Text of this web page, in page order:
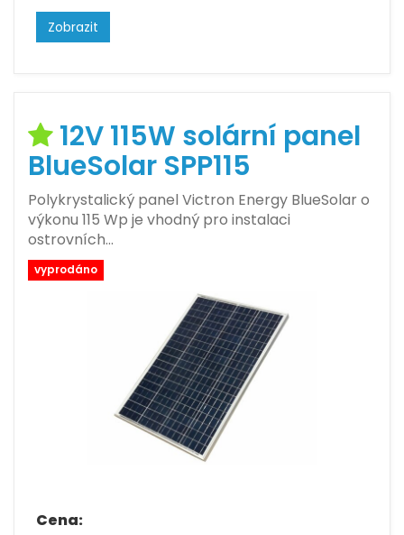
Zobrazit
12V 115W solární panel
BlueSolar SPP115
Polykrystalický panel Victron Energy BlueSolar o
výkonu 115 Wp je vhodný pro instalaci
ostrovních…
vyprodáno
Cena: